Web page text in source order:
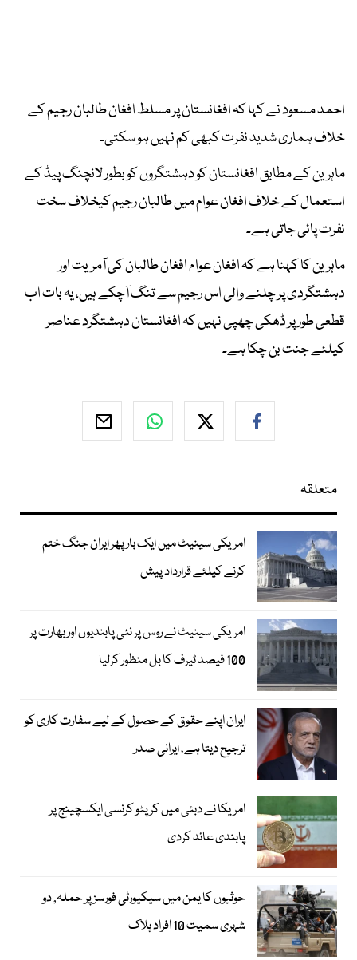
احمد مسعود نے کہا کہ افغانستان پر مسلط افغان طالبان رجیم کے
خلاف ہماری شدید نفرت کبھی کم نہیں ہو سکتی۔
ماہرین کے مطابق افغانستان کو دہشتگروں کو بطور لانچنگ پیڈ کے
استعمال کے خلاف افغان عوام میں طالبان رجیم کیخلاف سخت
نفرت پائی جاتی ہے۔
ماہرین کا کہنا ہے کہ افغان عوام افغان طالبان کی آمریت اور
دہشتگردی پر چلنے والی اس رجیم سے تنگ آچکے ہیں، یہ بات اب
قطعی طور پر ڈھکی چھپی نہیں کہ افغانستان دہشتگرد عناصر
کیلئے جنت بن چکا ہے۔
متعلقہ
امریکی سینیٹ میں ایک بار پھر ایران جنگ ختم
کرنے کیلئے قرارداد پیش
امریکی سینیٹ نے روس پر نئی پابندیوں اور بھارت پر
100 فیصد ٹیرف کا بل منظور کرلیا
ایران اپنے حقوق کے حصول کے لیے سفارت کاری کو
ترجیح دیتا ہے، ایرانی صدر
امریکا نے دبئی میں کرپٹو کرنسی ایکسچینج پر
پابندی عائد کردی
حوثیوں کا یمن میں سیکیورٹی فورسز پر حملہ, دو
شہری سمیت 10 افراد ہلاک